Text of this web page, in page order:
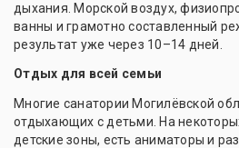
дыхания. Морской воздух,
ванны и грамотно составленный
результат уже через 10–14 дней.
Отдых для всей семьи
Многие санатории Могилёвской
отдыхающих с детьми. На
детские зоны, есть аниматоры и